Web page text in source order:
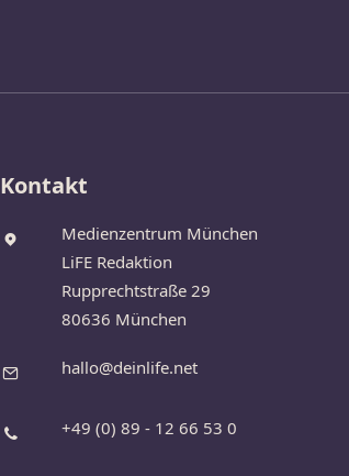
Kontakt
Medienzentrum München
LiFE Redaktion
Rupprechtstraße 29
80636 München
hallo@deinlife.net
+49 (0) 89 - 12 66 53 0